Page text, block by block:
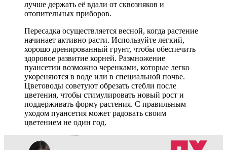
лучше держать её вдали от сквозняков и
отопительных приборов.
Пересадка осуществляется весной, когда растение
начинает активно расти. Используйте легкий,
хорошо дренированный грунт, чтобы обеспечить
здоровое развитие корней. Размножение
пуансетии возможно черенками, которые легко
укореняются в воде или в специальной почве.
Цветоводы советуют обрезать стебли после
цветения, чтобы стимулировать новый рост и
поддерживать форму растения. С правильным
уходом пуансетия может радовать своим
цветением не один год.